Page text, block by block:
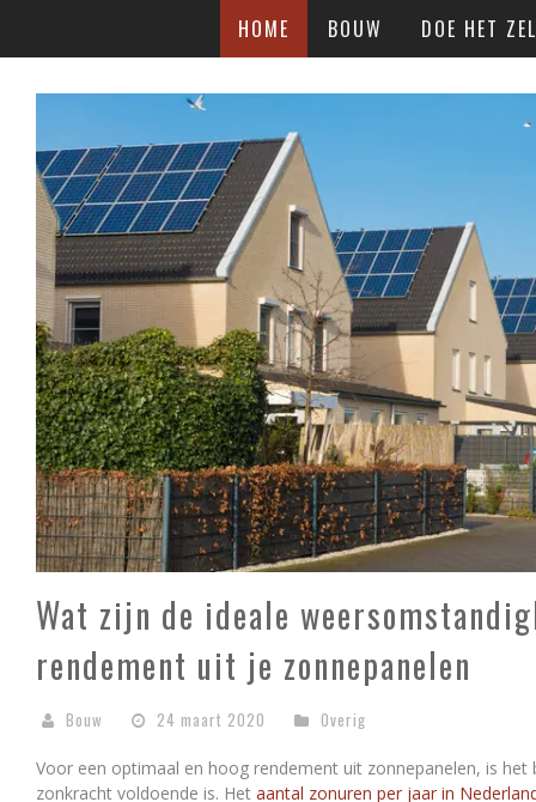
HOME BOUW DOE HET
Wat zijn de ideale
rendement uit je zonnepanelen
Bouw 24 maart 2020 Overig
Voor een optimaal en hoog rendement uit zonnepanelen, is
zonkracht voldoende is. Het aantal zonuren per jaar in